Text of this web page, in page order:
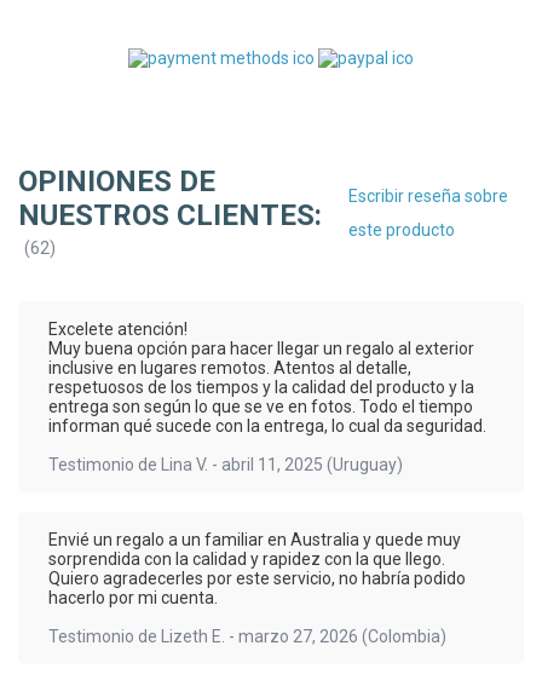
OPINIONES DE
NUESTROS CLIENTES:
(62)
Escribir reseña sobre
este producto
Excelete atención!
Muy buena opción para hacer llegar un regalo al exterior
inclusive en lugares remotos. Atentos al detalle,
respetuosos de los tiempos y la calidad del producto y la
entrega son según lo que se ve en fotos. Todo el tiempo
informan qué sucede con la entrega, lo cual da seguridad.
Testimonio de Lina V. - abril 11, 2025 (Uruguay)
Envié un regalo a un familiar en Australia y quede muy
sorprendida con la calidad y rapidez con la que llego.
Quiero agradecerles por este servicio, no habría podido
hacerlo por mi cuenta.
Testimonio de Lizeth E. - marzo 27, 2026 (Colombia)